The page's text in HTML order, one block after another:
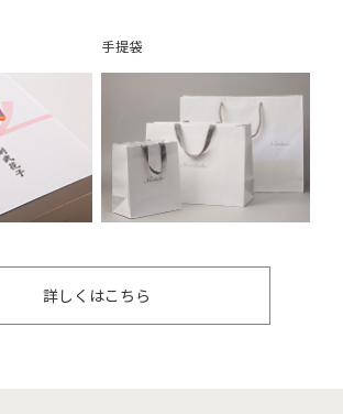
手提袋
詳しくはこちら